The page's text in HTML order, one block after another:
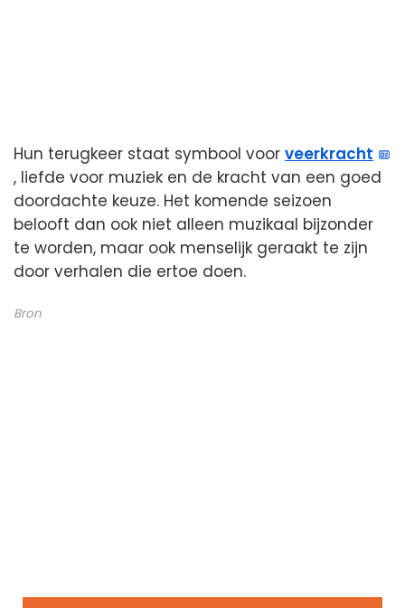
Hun terugkeer staat symbool voor veerkracht
, liefde voor muziek en de kracht van een goed
doordachte keuze. Het komende seizoen
belooft dan ook niet alleen muzikaal bijzonder
te worden, maar ook menselijk geraakt te zijn
door verhalen die ertoe doen.
Bron